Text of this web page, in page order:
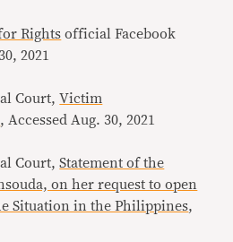
Rights official Facebook
2021
Court,Victim
, Accessed Aug. 30, 2021
Court,Statement of the
on her request to open
Situation in the Philippines,